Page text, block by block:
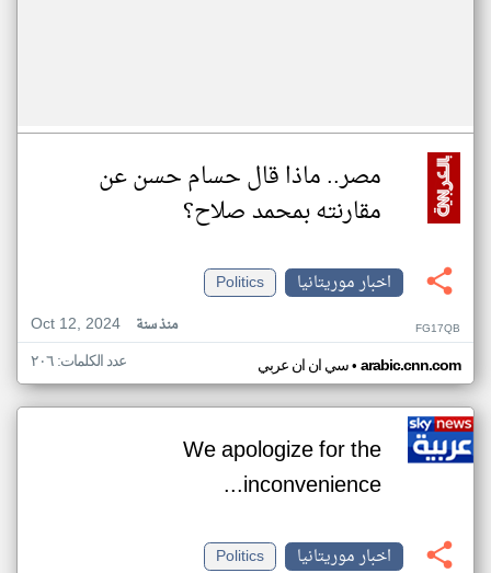
مصر.. ماذا قال حسام حسن عن
مقارنته بمحمد صلاح؟
اخبار موريتانيا
Politics
Oct 12, 2024
منذ سنة FG17QB
سي ان ان عربي• arabic.cnn.com عدد الكلمات: ٢٠٦
We apologize for the
inconvenience...
اخبار موريتانيا
Politics